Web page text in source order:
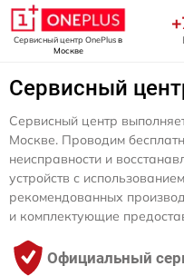
Сервисный центр OnePlusв
Москве
Сервисный
Сервисный центр
Москве. Проводим
неисправности и
устройств с
рекомендованных
и комплектующие
Официальный